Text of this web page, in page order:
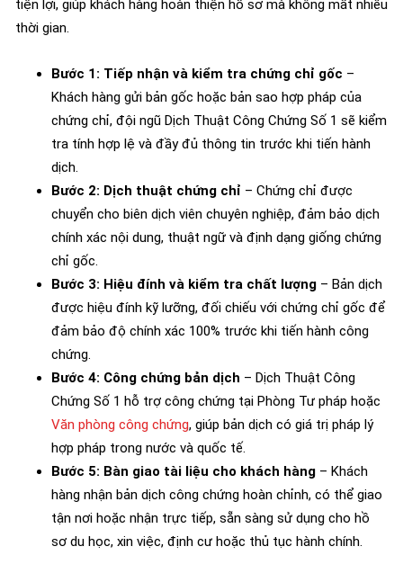
tiện lợi, giúp khách hàng hoàn thiện hồ sơ mà không mất nhiều
thời gian.
Bước 1: Tiếp nhận và kiểm tra chứng chỉ gốc –
Khách hàng gửi bản gốc hoặc bản sao hợp pháp của
chứng chỉ, đội ngũ Dịch Thuật Công Chứng Số 1 sẽ kiểm
tra tính hợp lệ và đầy đủ thông tin trước khi tiến hành
dịch.
Bước 2: Dịch thuật chứng chỉ – Chứng chỉ được
chuyển cho biên dịch viên chuyên nghiệp, đảm bảo dịch
chính xác nội dung, thuật ngữ và định dạng giống chứng
chỉ gốc.
Bước 3: Hiệu đính và kiểm tra chất lượng – Bản dịch
được hiệu đính kỹ lưỡng, đối chiếu với chứng chỉ gốc để
đảm bảo độ chính xác 100% trước khi tiến hành công
chứng.
Bước 4: Công chứng bản dịch – Dịch Thuật Công
Chứng Số 1 hỗ trợ công chứng tại Phòng Tư pháp hoặc
Văn phòng công chứng, giúp bản dịch có giá trị pháp lý
hợp pháp trong nước và quốc tế.
Bước 5: Bàn giao tài liệu cho khách hàng – Khách
hàng nhận bản dịch công chứng hoàn chỉnh, có thể giao
tận nơi hoặc nhận trực tiếp, sẵn sàng sử dụng cho hồ
sơ du học, xin việc, định cư hoặc thủ tục hành chính.